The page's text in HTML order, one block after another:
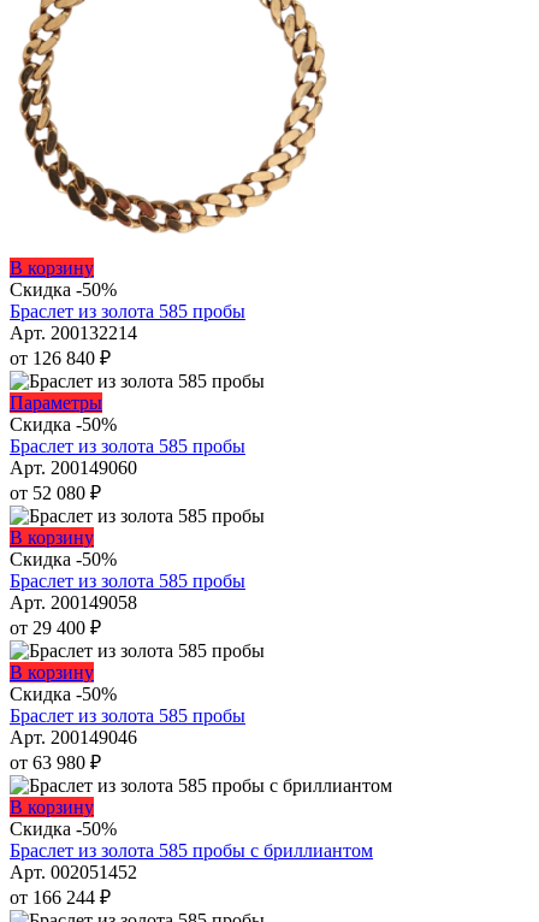
В корзинуЭтот
товар
имеет
несколько
вариаций.
Опции
можно
выбрать
на
странице
товара.
Скидка -50%
Браслет из золота 585 пробы
Арт. 200132214
от 126 840 ₽
ПараметрыЭтот
товар
имеет
несколько
Опции
выбрать
на
странице
Скидка -50%
Браслет из золота 585 пробы
Арт. 200149060
от 52 080 ₽
В корзинуЭтот
товар
имеет
несколько
вариаций.
Опции
можно
выбрать
на
странице
товара.
Скидка -50%
Браслет из золота 585 пробы
Арт. 200149058
от 29 400 ₽
В корзинуЭтот
товар
имеет
несколько
вариаций.
Опции
можно
выбрать
на
странице
товара.
Скидка -50%
Браслет из золота 585 пробы
Арт. 200149046
от 63 980 ₽
В корзинуЭтот
товар
имеет
несколько
вариаций.
Опции
Скидка -50%
Браслет из золота 585 пробы с бриллиантом
Арт. 002051452
от 166 244 ₽